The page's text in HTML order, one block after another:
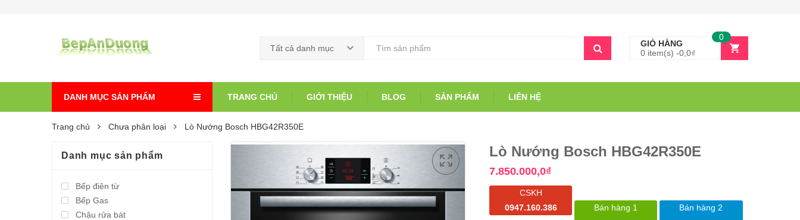
Tất cả danh mục
GIỎ HÀNG
0 item(s) -0,0₫
0
DANH MỤC SẢN PHẨM TRANG CHỦ GIỚI THIỆU BLOG SẢN PHẨM LIÊN HỆ
Trang chủ Chưa phân loại Lò Nướng Bosch HBG42R350E
Lò Nướng Bosch HBG42R350E
7.850.000,0₫
CSKH
0947.160.386
Bán hàng 1 Bán hàng 2
Danh mục sản phẩm
Bếp điện từ
Bếp Gas
Chậu rửa bát